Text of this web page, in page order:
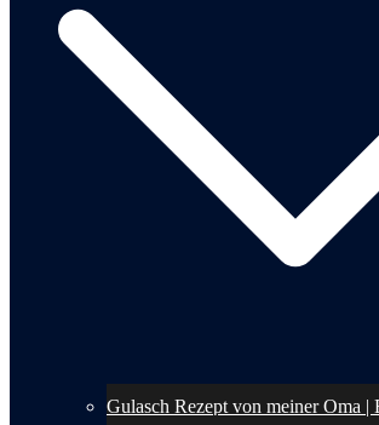
Gulasch Rezept von meiner Oma |